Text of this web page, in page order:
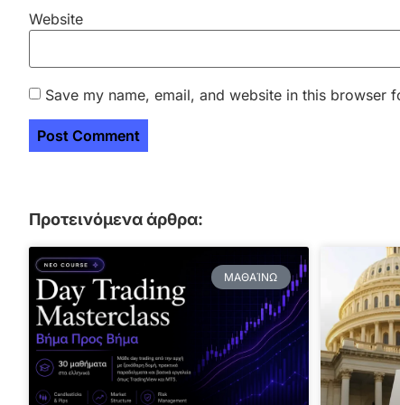
Website
Save my name, email, and website in this browser
Προτεινόμενα άρθρα:
ΜΑΘΑΊΝΩ